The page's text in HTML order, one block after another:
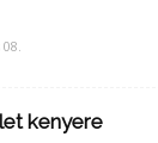
kenyere